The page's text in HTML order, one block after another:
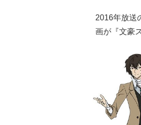
2016年放送
画が『文豪